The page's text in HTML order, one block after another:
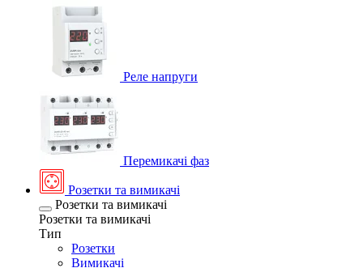
Реле напруги
Перемикачі фаз
Розетки та вимикачі
Розетки та вимикачі
Розетки та вимикачі
Тип
Розетки
Вимикачі